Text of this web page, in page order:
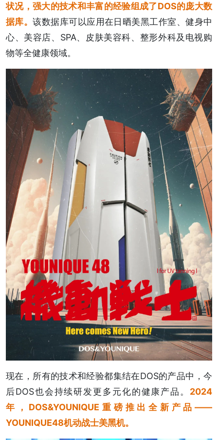
状况，强大的技术和丰富的经验组成了DOS的庞大数
据库。该数据库可以应用在日晒美黑工作室、健身中
心、美容店、SPA、皮肤美容科、整形外科及电视购
物等全健康领域。
现在，所有的技术和经验都集结在DOS的产品中，今
后DOS也会持续研发更多元化的健康产品。 2024
年，DOS&YOUNIQUE重磅推出全新产品——
YOUNIQUE48机动战士美黑机。